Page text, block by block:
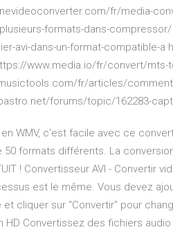
fr/media-
formats-dans-
avi-dans-un-format-compatible-
www.media.io/fr/convert/mts-
fr/articles/
forums/topic/162283-
en WMV, c'est facile avec ce
50 formats différents. La
! Convertisseur AVI - Convertir
est le même. Vous devez
cliquer sur "Convertir" pour
HD Convertissez des fichiers